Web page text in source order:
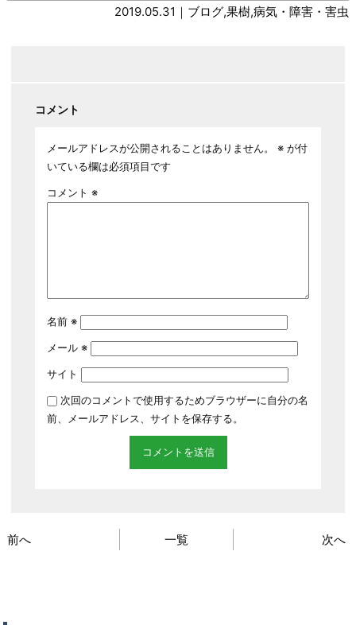
2019.05.31｜ ブログ,果樹,病気・障害・害虫
コメント
メールアドレスが公開されることはありません。 ※が付
いている欄は必須項目です
コメント ※
名前 ※
メール ※
サイト
次回のコメントで使用するためブラウザーに自分の名
前、メールアドレス、サイトを保存する。
前へ 一覧 次へ